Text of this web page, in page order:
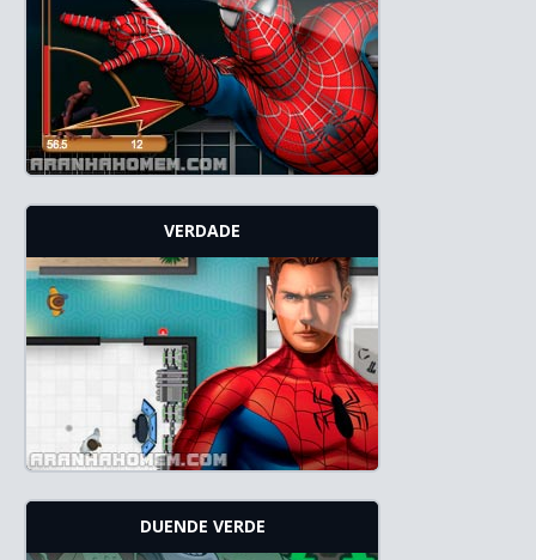
VERDADE
DUENDE VERDE